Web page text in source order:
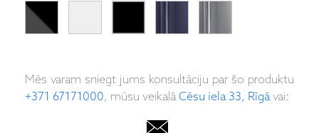
Mēs varam sniegt jums konsultāciju par šo produktu
+371 67171000, mūsu veikalāCēsu iela 33, Rīgāvai: